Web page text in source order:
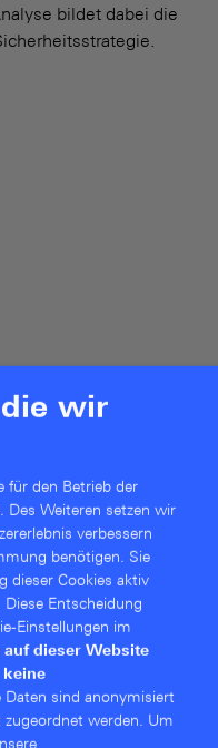
bildet dabei die
fest
sowohl der Aufbau
Sensibi­
Denn
im Arbeits­alltag
konsequent
als häufige
wir
für den Betrieb der
Weiteren setzen wir
verbessern
benötigen. Sie
dieser Cookies aktiv
Entschei­dung
Einstellungen im
auf dieser Website
keine
Daten sind anonymisiert
zugeordnet werden. Um